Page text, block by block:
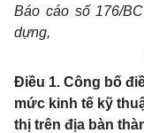
Báo cáo số 176/
dựng,
Điều 1. Công bố
mức kinh tế kỹ
thị trên địa bàn